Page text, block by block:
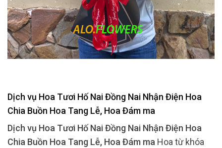
Dịch vụ Hoa Tươi Hố Nai Đồng Nai Nhận Điện Hoa
Chia Buồn Hoa Tang Lễ, Hoa Đám ma
Dịch vụ Hoa Tươi Hố Nai Đồng Nai Nhận Điện Hoa
Chia Buồn Hoa Tang Lễ, Hoa Đám ma Hoa từ khóa